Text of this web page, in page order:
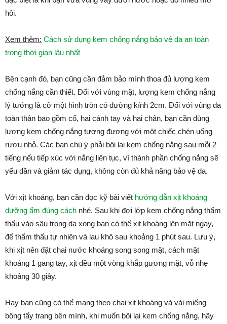
hôi.
Xem thêm: Cách sử dụng kem chống nắng bảo vệ da an toàn
trong thời gian lâu nhất
Bên cạnh đó, bạn cũng cần đảm bảo mình thoa đủ lượng kem
chống nắng cần thiết. Đối với vùng mặt, lượng kem chống nắng
lý tưởng là cỡ một hình tròn có đường kính 2cm. Đối với vùng da
toàn thân bao gồm cổ, hai cánh tay và hai chân, bạn cần dùng
lượng kem chống nắng tương đương với một chiếc chén uống
rượu nhỏ. Các bạn chú ý phải bôi lại kem chống nắng sau mỗi 2
tiếng nếu tiếp xúc với nắng liên tục, vì thành phần chống nắng sẽ
yếu dần và giảm tác dụng, không còn đủ khả năng bảo vệ da.
Với xịt khoáng, bạn cần đọc kỹ bài viết hướng dẫn xịt khoáng
dưỡng ẩm đúng cách nhé. Sau khi đợi lớp kem chống nắng thẩm
thấu vào sâu trong da xong bạn có thể xịt khoáng lên mặt ngay,
để thẩm thấu tự nhiên và lau khô sau khoảng 1 phút sau. Lưu ý,
khi xịt nên đặt chai nước khoáng song song mặt, cách mặt
khoảng 1 gang tay, xịt đều một vòng khắp gương mặt, vỗ nhẹ
khoảng 30 giây.
Hay bạn cũng có thể mang theo chai xịt khoáng và vài miếng
bông tẩy trang bên mình, khi muốn bôi lại kem chống nắng, hãy